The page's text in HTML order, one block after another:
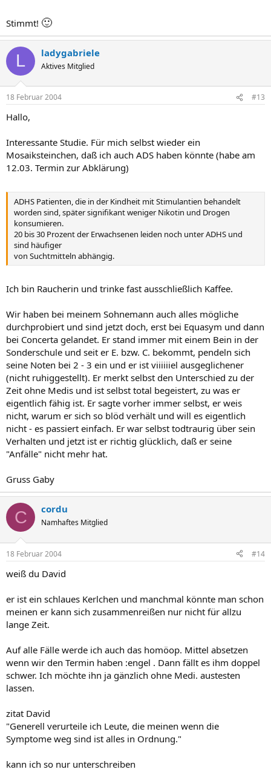
Stimmt! 🙂
L ladygabriele
Aktives Mitglied
18 Februar 2004 #13
Hallo,
Interessante Studie. Für mich selbst wieder ein
Mosaiksteinchen, daß ich auch ADS haben könnte (habe am
12.03. Termin zur Abklärung)
ADHS Patienten, die in der Kindheit mit Stimulantien behandelt
worden sind, später signifikant weniger Nikotin und Drogen
konsumieren.
20 bis 30 Prozent der Erwachsenen leiden noch unter ADHS und
sind häufiger
von Suchtmitteln abhängig.
Ich bin Raucherin und trinke fast ausschließlich Kaffee.
Wir haben bei meinem Sohnemann auch alles mögliche
durchprobiert und sind jetzt doch, erst bei Equasym und dann
bei Concerta gelandet. Er stand immer mit einem Bein in der
Sonderschule und seit er E. bzw. C. bekommt, pendeln sich
seine Noten bei 2 - 3 ein und er ist viiiiiiel ausgeglichener
(nicht ruhiggestellt). Er merkt selbst den Unterschied zu der
Zeit ohne Medis und ist selbst total begeistert, zu was er
eigentlich fähig ist. Er sagte vorher immer selbst, er weis
nicht, warum er sich so blöd verhält und will es eigentlich
nicht - es passiert einfach. Er war selbst todtraurig über sein
Verhalten und jetzt ist er richtig glücklich, daß er seine
"Anfälle" nicht mehr hat.
Gruss Gaby
C cordu
Namhaftes Mitglied
18 Februar 2004 #14
weiß du David
er ist ein schlaues Kerlchen und manchmal könnte man schon
meinen er kann sich zusammenreißen nur nicht für allzu
lange Zeit.
Auf alle Fälle werde ich auch das homöop. Mittel absetzen
wenn wir den Termin haben :engel . Dann fällt es ihm doppel
schwer. Ich möchte ihn ja gänzlich ohne Medi. austesten
lassen.
zitat David
"Generell verurteile ich Leute, die meinen wenn die
Symptome weg sind ist alles in Ordnung."
kann ich so nur unterschreiben